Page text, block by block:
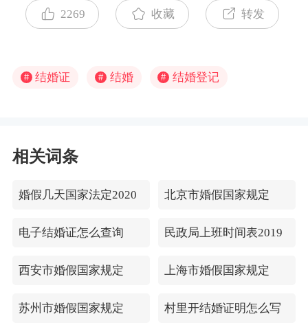
2269 收藏 转发
# 结婚证 # 结婚 # 结婚登记
相关词条
婚假几天国家法定2020 北京市婚假国家规定
电子结婚证怎么查询 民政局上班时间表2019
西安市婚假国家规定 上海市婚假国家规定
苏州市婚假国家规定 村里开结婚证明怎么写